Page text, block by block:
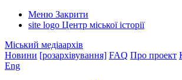
Меню Закрити
site logo Центр міської історії
Міський медіаархів
Новини [розархівування] FAQ Про проект
Eng